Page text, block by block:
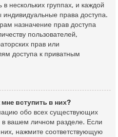
в нескольких группах, и каждой
индивидуальные права доступа.
назначение прав доступа
пользователей,
прав или
доступа к приватным
вступить в них?
обо всех существующих
в вашем личном разделе. Если
них, нажмите соответствующую